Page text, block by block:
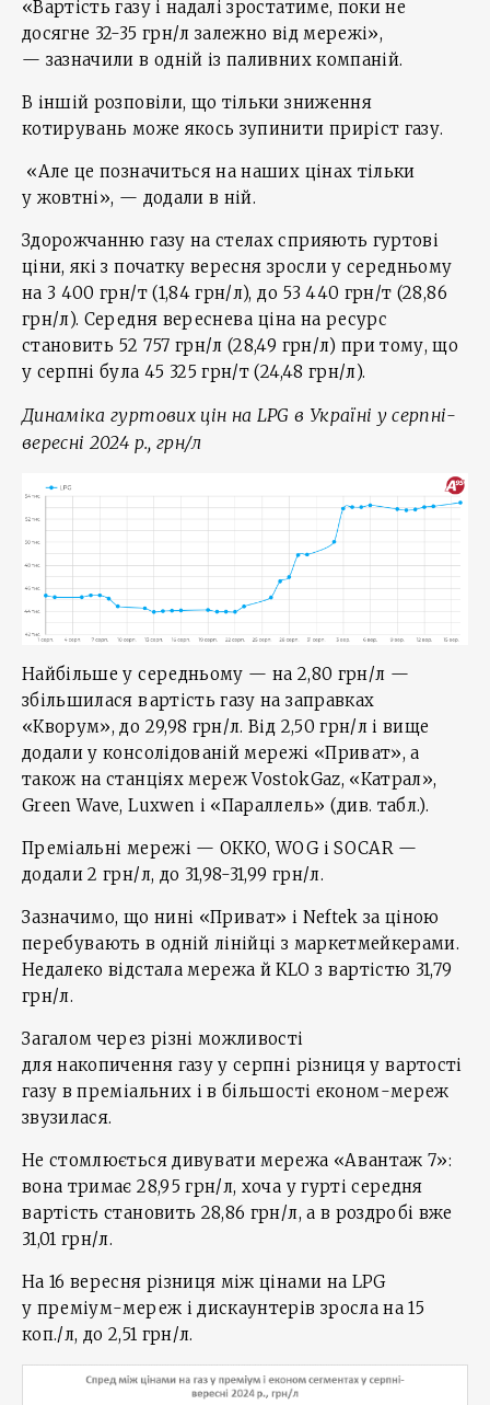
«Вартість газу і надалі зростатиме, поки не
досягне 32-35 грн/л залежно від мережі»,
— зазначили в одній із паливних компаній.
В іншій розповіли, що тільки зниження
котирувань може якось зупинити приріст газу.
«Але це позначиться на наших цінах тільки
у жовтні», — додали в ній.
Здорожчанню газу на стелах сприяють гуртові
ціни, які з початку вересня зросли у середньому
на 3 400 грн/т (1,84 грн/л), до 53 440 грн/т (28,86
грн/л). Середня вереснева ціна на ресурс
становить 52 757 грн/л (28,49 грн/л) при тому, що
у серпні була 45 325 грн/т (24,48 грн/л).
Динаміка гуртових цін на LPGв Україні у серпні-
вересні 2024 р., грн/л
Найбільше у середньому — на 2,80 грн/л —
збільшилася вартість газу на заправках
«Кворум», до 29,98 грн/л. Від 2,50 грн/л і вище
додали у консолідованій мережі «Приват», а
також на станціях мереж VostokGaz, «Катрал»,
Green Wave, Luxwen і «Параллель» (див. табл.).
Преміальні мережі — ОККО, WOG і SOCAR —
додали 2 грн/л, до 31,98-31,99 грн/л.
Зазначимо, що нині «Приват» і Neftek за ціною
перебувають в одній лінійці з маркетмейкерами.
Недалеко відстала мережа й KLO з вартістю 31,79
грн/л.
Загалом через різні можливості
для накопичення газу у серпні різниця у вартості
газу в преміальних і в більшості економ-мереж
звузилася.
Не стомлюється дивувати мережа «Авантаж 7»:
вона тримає 28,95 грн/л, хоча у гурті середня
вартість становить 28,86 грн/л, а в роздробі вже
31,01 грн/л.
На 16 вересня різниця між цінами на LPG
у преміум-мереж і дискаунтерів зросла на 15
коп./л, до 2,51 грн/л.